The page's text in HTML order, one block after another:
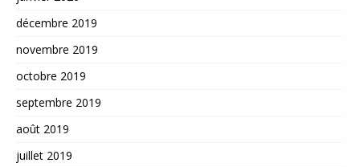
décembre 2019
novembre 2019
octobre 2019
septembre 2019
août 2019
juillet 2019